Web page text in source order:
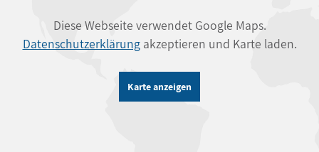
Diese Webseite verwendet Google Maps.
Datenschutzerklärungakzeptieren und Karte laden.
Karte anzeigen